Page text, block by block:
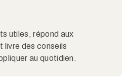
utiles, répond aux
des conseils
au quotidien.